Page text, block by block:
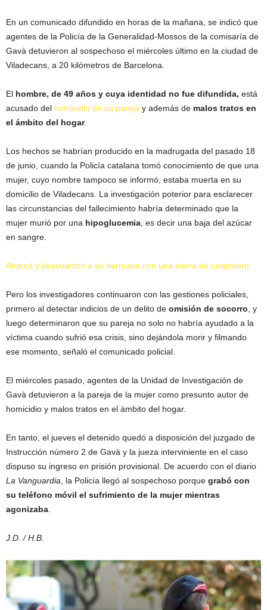
En un comunicado difundido en horas de la mañana, se indicó que
agentes de la Policía de la Generalidad-Mossos de la comisaría de
Gavà detuvieron al sospechoso el miércoles último en la ciudad de
Viladecans, a 20 kilómetros de Barcelona.
El hombre, de 49 años y cuya identidad no fue difundida, está
acusado del homicidio de su pareja y además de malos tratos en
el ámbito del hogar.
Los hechos se habrían producido en la madrugada del pasado 18
de junio, cuando la Policía catalana tomó conocimiento de que una
mujer, cuyo nombre tampoco se informó, estaba muerta en su
domicilio de Viladecans. La investigación poterior para esclarecer
las circunstancias del fallecimiento habría determinado que la
mujer murió por una hipoglucemia, es decir una baja del azúcar
en sangre.
Ahorcó y descuartizó a su hermana con una sierra de carpintero
Pero los investigadores continuaron con las gestiones policiales,
primero al detectar indicios de un delito de omisión de socorro, y
luego determinaron que su pareja no solo no habría ayudado a la
víctima cuando sufrió esa crisis, sino dejándola morir y filmando
ese momento, señaló el comunicado policial.
El miércoles pasado, agentes de la Unidad de Investigación de
Gavà detuvieron a la pareja de la mujer como presunto autor de
homicidio y malos tratos en el ámbito del hogar.
En tanto, el jueves el detenido quedó a disposición del juzgado de
Instrucción número 2 de Gavà y la jueza interviniente en el caso
dispuso su ingreso en prisión provisional. De acuerdo con el diario
La Vanguardia, la Policía llegó al sospechoso porque grabó con
su teléfono móvil el sufrimiento de la mujer mientras
agonizaba.
J.D. / H.B.